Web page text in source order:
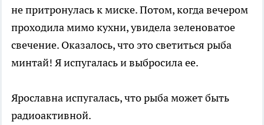
не притронулась к миске. Потом, когда вечером
проходила мимо кухни, увидела зеленоватое
свечение. Оказалось, что это светиться рыба
минтай! Я испугалась и выбросила ее.
Ярославна испугалась, что рыба может быть
радиоактивной.